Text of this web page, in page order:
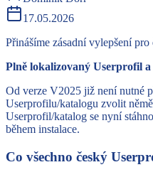
17.05.2026
Přinášíme zásadní vylepšení pro
Plně lokalizovaný Userprofil
Od verze V2025 již není nutné
Userprofilu/katalogu zvolit
Userprofil/katalog se nyní
během instalace.
Co všechno český